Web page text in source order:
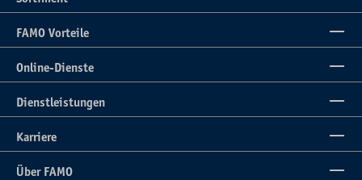
FAMO Vorteile
Online-Dienste
Dienstleistungen
Karriere
Über FAMO